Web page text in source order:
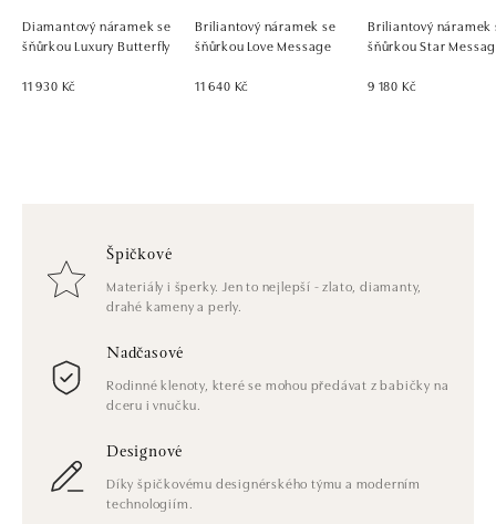
Diamantový náramek se
šňůrkou Luxury Butterfly
11 930 Kč
Briliantový náramek se
šňůrkou Love Message
11 640 Kč
Briliantový náramek
šňůrkou Star
9 180 Kč
Špičkové
Materiály i šperky. Jen to nejlepší - zlato, diamanty,
drahé kameny a perly.
Nadčasové
Rodinné klenoty, které se mohou předávat z babičky na
dceru i vnučku.
Designové
Díky špičkovému designérského týmu a moderním
technologiím.